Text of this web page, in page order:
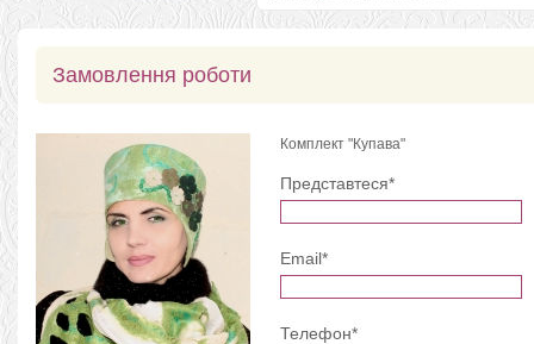
Замовлення роботи
Комплект "Купава"
Представтеся*
Email*
Телефон*